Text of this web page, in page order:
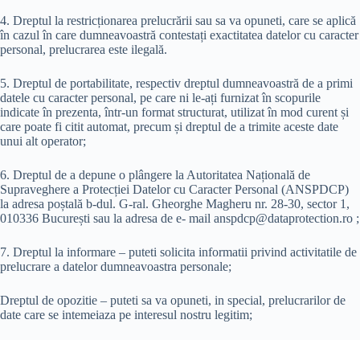
4. Dreptul la restricționarea prelucrării sau sa va opuneti, care se aplică
în cazul în care dumneavoastră contestați exactitatea datelor cu caracter
personal, prelucrarea este ilegală.
5. Dreptul de portabilitate, respectiv dreptul dumneavoastră de a primi
datele cu caracter personal, pe care ni le-ați furnizat în scopurile
indicate în prezenta, într-un format structurat, utilizat în mod curent și
care poate fi citit automat, precum și dreptul de a trimite aceste date
unui alt operator;
6. Dreptul de a depune o plângere la Autoritatea Națională de
Supraveghere a Protecției Datelor cu Caracter Personal (ANSPDCP)
la adresa poștală b-dul. G-ral. Gheorghe Magheru nr. 28-30, sector 1,
010336 București sau la adresa de e- mail anspdcp@dataprotection.ro ;
7. Dreptul la informare – puteti solicita informatii privind activitatile de
prelucrare a datelor dumneavoastra personale;
Dreptul de opozitie – puteti sa va opuneti, in special, prelucrarilor de
date care se intemeiaza pe interesul nostru legitim;